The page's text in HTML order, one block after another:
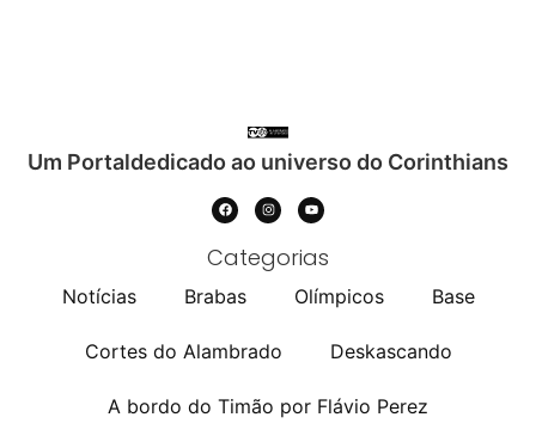
Um Portaldedicado ao universo do Corinthians
Categorias
Notícias Brabas Olímpicos Base
Cortes do Alambrado Deskascando
A bordo do Timão por Flávio Perez